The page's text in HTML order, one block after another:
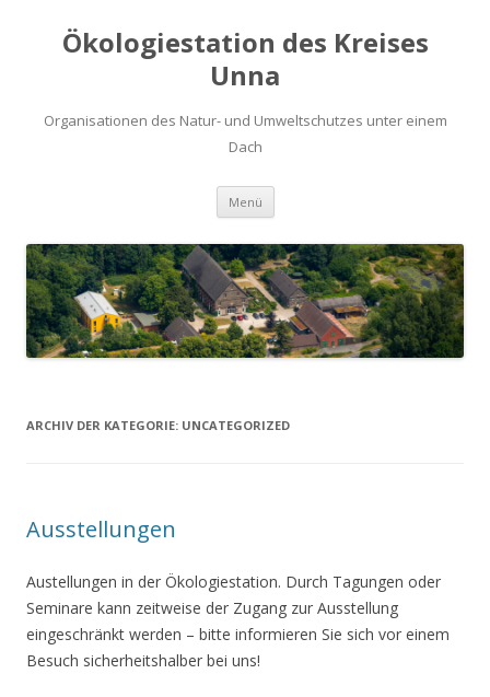
Ökologiestation des Kreises
Unna
Organisationen des Natur- und Umweltschutzes unter einem
Dach
Menü Zum
springen
ARCHIV DER KATEGORIE: UNCATEGORIZED
Ausstellungen
Austellungen in der Ökologiestation. Durch Tagungen oder
Seminare kann zeitweise der Zugang zur Ausstellung
eingeschränkt werden – bitte informieren Sie sich vor einem
Besuch sicherheitshalber bei uns!